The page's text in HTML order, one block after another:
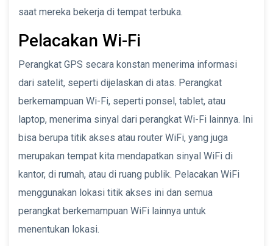
saat mereka bekerja di tempat terbuka.
Pelacakan Wi-Fi
Perangkat GPS secara konstan menerima informasi
dari satelit, seperti dijelaskan di atas. Perangkat
berkemampuan Wi-Fi, seperti ponsel, tablet, atau
laptop, menerima sinyal dari perangkat Wi-Fi lainnya. Ini
bisa berupa titik akses atau router WiFi, yang juga
merupakan tempat kita mendapatkan sinyal WiFi di
kantor, di rumah, atau di ruang publik. Pelacakan WiFi
menggunakan lokasi titik akses ini dan semua
perangkat berkemampuan WiFi lainnya untuk
menentukan lokasi.